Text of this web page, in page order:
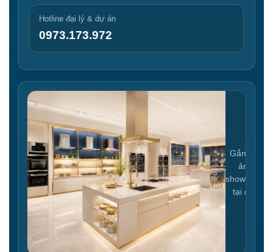
Hotline đại lý & dự án
0973.173.972
Gắn link
ảnh
showroom
tại đây